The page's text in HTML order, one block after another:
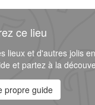
ce lieu
lieux et d'autres jolis
et partez à la
propre guide